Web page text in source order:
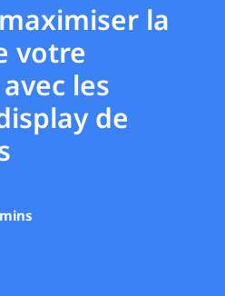
la
votre
les
de